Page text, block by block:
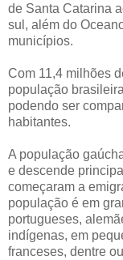
de Santa Catarina
sul, além do
municípios.
Com 11,4 milhões
população
podendo ser
habitantes.
A população
e descende
começaram a
população é em
portugueses,
indígenas, em
franceses, dentre